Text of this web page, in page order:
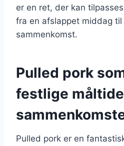
er en ret, der kan
fra en afslappet middag
sammenkomst.
Pulled pork
festlige
Pulled pork er en